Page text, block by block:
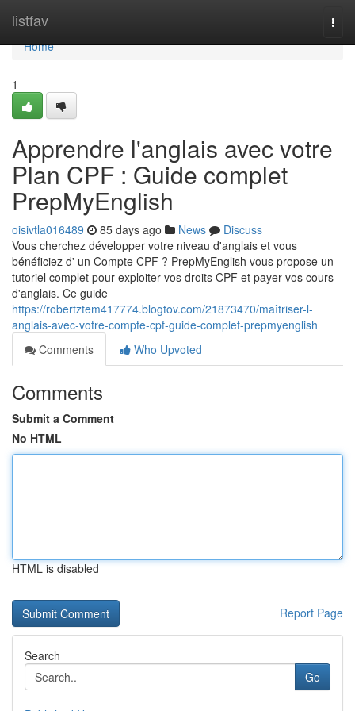
listfav
Home
Home
1
Apprendre l'anglais avec votre
Plan CPF : Guide complet
PrepMyEnglish
oisivtla016489 85 days ago News
Discuss
Vous cherchez développer votre niveau d'anglais et vous
bénéficiez d' un Compte CPF ? PrepMyEnglish vous propose un
tutoriel complet pour exploiter vos droits CPF et payer vos cours
d'anglais. Ce guide
https://robertztem417774.blogtov.com/21873470/maîtriser-l-
anglais-avec-votre-compte-cpf-guide-complet-prepmyenglish
Comments
Who Upvoted
Comments
Submit a Comment
No HTML
HTML is disabled
Report Page
Search
Go